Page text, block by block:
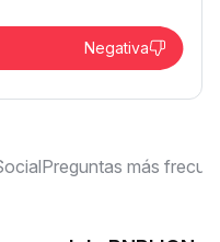
Negativa
Preguntas más